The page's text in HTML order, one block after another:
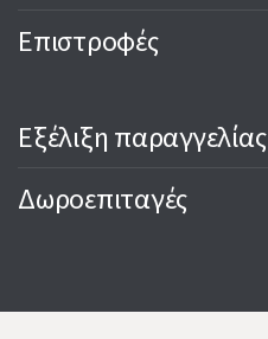
Επιστροφές
Εξέλιξη παραγγελίας
Δωροεπιταγές